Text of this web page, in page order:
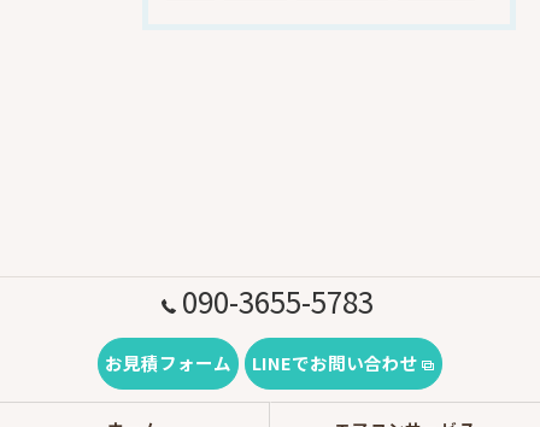
090-3655-5783
お見積フォーム LINEでお問い合わせ